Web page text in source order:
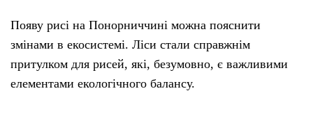
Появу рисі на Понорниччині можна пояснити
змінами в екосистемі. Ліси стали справжнім
притулком для рисей, які, безумовно, є важливими
елементами екологічного балансу.